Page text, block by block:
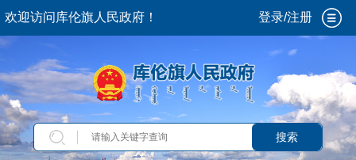
欢迎访问库伦旗人民政府！ 登录/注册
搜索